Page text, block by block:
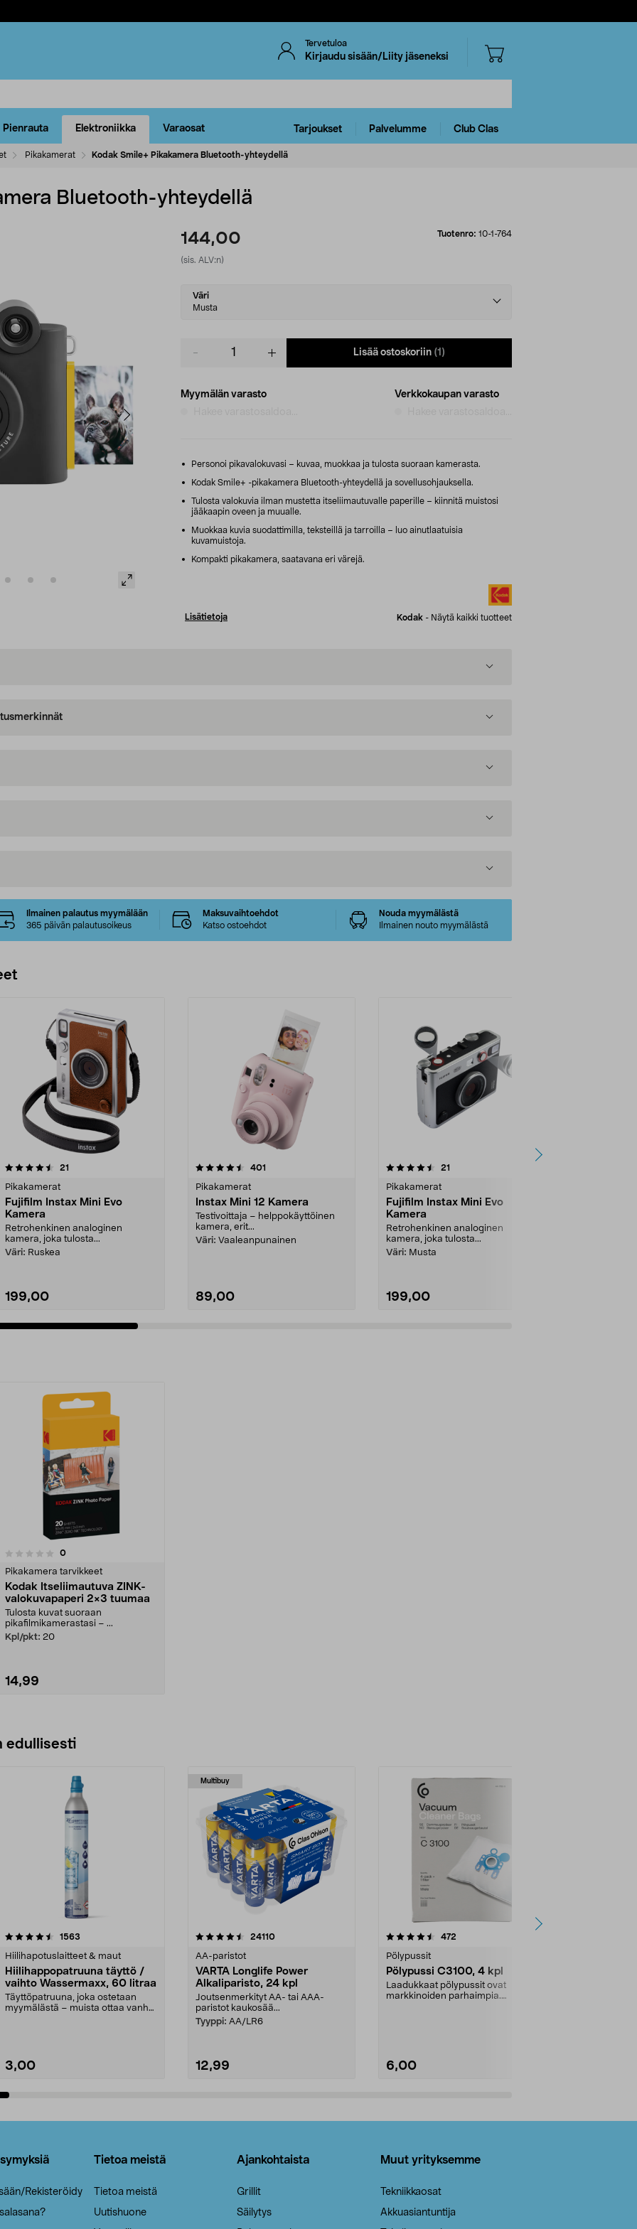
Tervetuloa
Kirjaudu sisään/Liity jäseneksi
Pienrauta Elektroniikka Varaosat Tarjoukset Palvelumme Club Clas
Pikakamerat Kodak Smile+ Pikakamera Bluetooth-yhteydellä
Bluetooth-yhteydellä
144,00
(sis. ALV:n)
Tuotenro: 10-1-764
Select
variant
Väri
Musta
Lisää ostoskoriin (1)
Myymälän varasto
Verkkokaupan varasto
Personoi pikavalokuvasi – kuvaa, muokkaa ja tulosta suoraan kamerasta.
Kodak Smile+ -pikakamera Bluetooth-yhteydellä ja sovellusohjauksella.
Tulosta valokuvia ilman mustetta itseliimautuvalle paperille – kiinnitä muistosi
jääkaapin oveen ja muualle.
Muokkaa kuvia suodattimilla, teksteillä ja tarroilla – luo ainutlaatuisia
kuvamuistoja.
Kompakti pikakamera, saatavana eri värejä.
Lisätietoja Kodak - Näytä kaikki tuotteet
Ilmainen palautus myymälään
365 päivän palautusoikeus
Maksuvaihtoehdot
Katso ostoehdot
Nouda myymälästä
Ilmainen nouto myymälästä
21
Pikakamerat
Fujifilm Instax Mini Evo
Kamera
Retrohenkinen analoginen
kamera, joka tulosta...
Väri: Ruskea
199,00
4.5 viidestä
401
Pikakamerat
Instax Mini 12 Kamera
Testivoittaja – helppokäyttöinen
kamera, erit...
Väri: Vaaleanpunainen
89,00
4.5 viidestä
21
Pikakamerat
Fujifilm Instax Mini Evo
Kamera
Retrohenkinen analoginen
kamera, joka tulosta...
Väri: Musta
199,00
0.0 viidestä
0arvostelut
Pikakamera tarvikkeet
Kodak Itseliimautuva ZINK-
valokuvapaperi 2×3 tuumaa
Tulosta kuvat suoraan
pikafilmikamerastasi – ...
Kpl/pkt: 20
14,99
edullisesti
1563
Hiilihapotuslaitteet & maut
Hiilihappopatruuna täyttö /
vaihto Wassermaxx, 60 litraa
Täyttöpatruuna, joka ostetaan
myymälästä – muista ottaa vanha
3,00
Multibuy
4.5viidestä
24110arvostelut
AA-paristot
VARTA Longlife Power
Alkaliparisto, 24 kpl
Joutsenmerkityt AA- tai AAA-
paristot kaukosää...
Tyyppi: AA/LR6
12,99
4.5viidestä
472
Pölypussit
Pölypussi C3100, 4 kpl
Laadukkaat pölypussit ovat
markkinoiden parhaimpia.
6,00
4.5viidestä
Rekisteröidy
Tietoa meistä
Tietoa meistä
Uutishuone
Ajankohtaista
Grillit
Säilytys
Muut yrityksemme
Tekniikkaosat
Akkuasiantuntija